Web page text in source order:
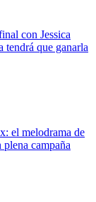
con Jessica
que ganarla
el melodrama de
campaña